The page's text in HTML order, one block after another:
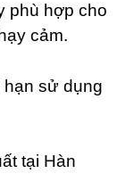
phù hợp cho
cảm.
hạn sử dụng
tại Hàn